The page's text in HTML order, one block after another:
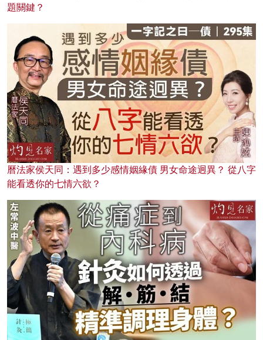
題關鍵？
曆法家侯天同：遇到多少感情姻緣債 男女命途迥異？ 從八字
能看透你的七情六欲？